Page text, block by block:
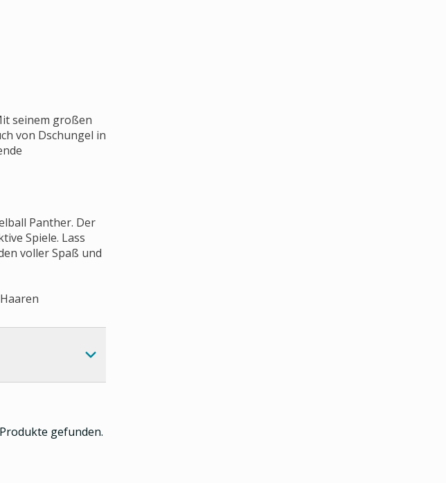
seinem großen
von Dschungel in
Panther. Der
Spiele. Lass
voller Spaß und
gefunden.